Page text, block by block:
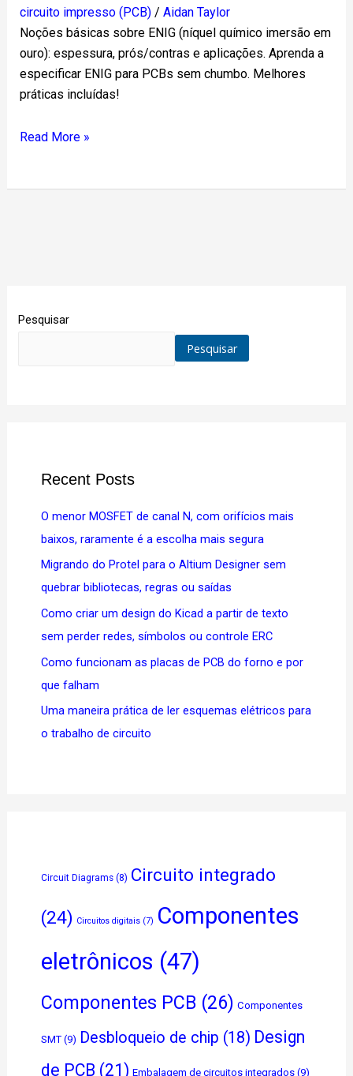
circuito impresso (PCB)/ Aidan Taylor
Noções básicas sobre ENIG (níquel químico imersão em
ouro): espessura, prós/contras e aplicações. Aprenda a
especificar ENIG para PCBs sem chumbo. Melhores
práticas incluídas!
Read More »
Pesquisar
Pesquisar
Recent Posts
O menor MOSFET de canal N, com orifícios mais
baixos, raramente é a escolha mais segura
Migrando do Protel para o Altium Designer sem
quebrar bibliotecas, regras ou saídas
Como criar um design do Kicad a partir de texto
sem perder redes, símbolos ou controle ERC
Como funcionam as placas de PCB do forno e por
que falham
Uma maneira prática de ler esquemas elétricos para
o trabalho de circuito
Circuit Diagrams (8) Circuito integrado
(24) Circuitos digitais (7) Componentes
eletrônicos (47)
Componentes PCB (26) Componentes
SMT (9) Desbloqueio de chip (18) Design
de PCB (21) Embalagem de circuitos integrados (9)